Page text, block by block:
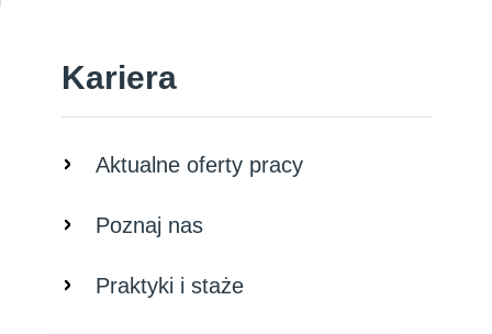
Kariera
Aktualne oferty pracy
Poznaj nas
Praktyki i staże